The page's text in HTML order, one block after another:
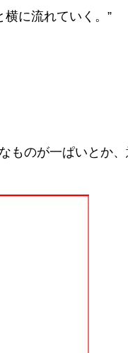
に流れていく。”
ものが一ぱいとか